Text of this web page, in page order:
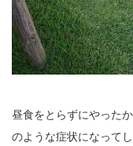
昼食をとらずにやった
のような症状になってし